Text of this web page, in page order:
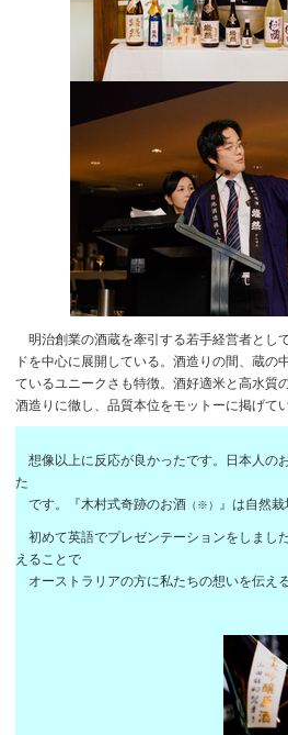
明治創業の酒蔵を牽引する若手経営者とし
ドを中心に展開している。酒造りの間、蔵の
ているユニークさも特徴。酒好適米と高水質
酒造りに徹し、品質本位をモットーに掲げてい
想像以上に反応が良かったです。日本人の
た
です。『木村式奇跡のお酒 （※） 』は自然
初めて英語でプレゼンテーションをしまし
えることで
オーストラリアの方に私たちの想いを伝え